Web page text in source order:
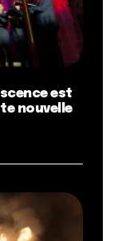
est
nouvelle